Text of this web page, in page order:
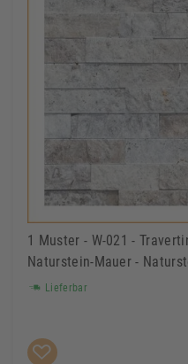
1 Muster - W-021 -
Naturstein-Mauer -
Lieferbar